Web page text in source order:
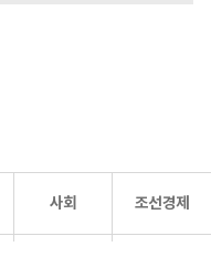
사회 조선경제